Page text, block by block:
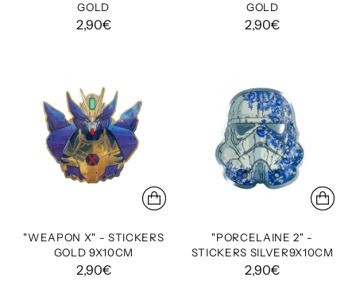
GOLD
2,90€
GOLD
2,90€
"WEAPON X" - STICKERS
GOLD 9X10CM
2,90€
"PORCELAINE 2" -
STICKERS SILVER9X10CM
2,90€